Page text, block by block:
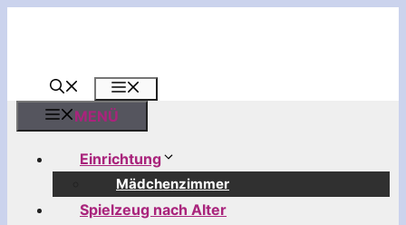
MENÜ
Einrichtung
Mädchenzimmer
Spielzeug nach Alter